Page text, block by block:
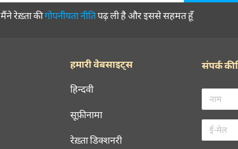
मैंने रेख़्ता कीगोपनीयता नीतिपढ़ ली है और इससे सहमत हूँ
हमारी वेबसाइट्स
हिन्दवी
सूफ़ीनामा
रेख़्ता डिक्शनरी
संपर्क